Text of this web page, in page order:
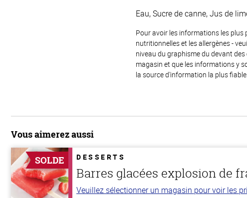
Eau, Sucre de canne, Jus de
Pour avoir les informations les
nutritionnelles et les allergènes -
niveau du graphisme du devant
magasin et que les informations y
la source d'information la plus fiable.
Vous aimerez aussi
SOLDE DESSERTS
Barres glacées explosion de
Veuillez sélectionner un magasin pour voir les